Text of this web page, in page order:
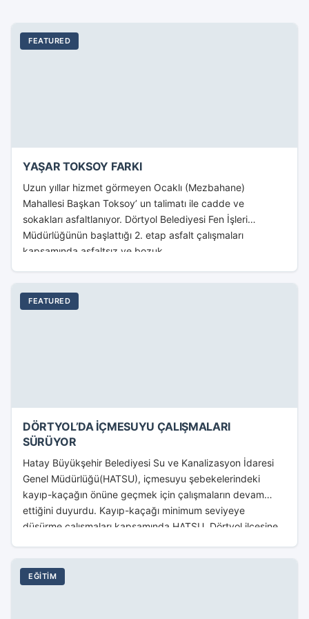
FEATURED
YAŞAR TOKSOY FARKI
Uzun yıllar hizmet görmeyen Ocaklı (Mezbahane)
Mahallesi Başkan Toksoy’ un talimatı ile cadde ve
sokakları asfaltlanıyor. Dörtyol Belediyesi Fen İşleri
Müdürlüğünün başlattığı 2. etap asfalt çalışmaları
kapsamında asfaltsız ve bozuk...
FEATURED
DÖRTYOL’DA İÇMESUYU ÇALIŞMALARI
SÜRÜYOR
Hatay Büyükşehir Belediyesi Su ve Kanalizasyon İdaresi
Genel Müdürlüğü(HATSU), içmesuyu şebekelerindeki
kayıp-kaçağın önüne geçmek için çalışmaların devam
ettiğini duyurdu. Kayıp-kaçağı minimum seviyeye
düşürme çalışmaları kapsamında HATSU, Dörtyol ilçesine
EĞITIM